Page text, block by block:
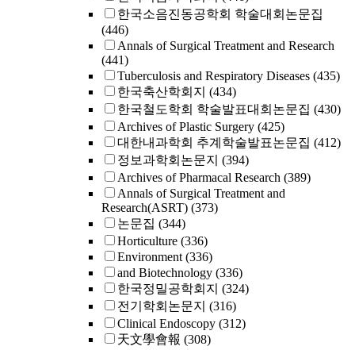
한국소음진동공학회 학술대회논문집
(446)
Annals of Surgical Treatment and Research
(441)
Tuberculosis and Respiratory Diseases (435)
한국축산학회지 (434)
한국철도학회 학술발표대회논문집 (430)
Archives of Plastic Surgery (425)
대한내과학회 추계학술발표논문집 (412)
정보과학회논문지 (394)
Archives of Pharmacal Research (389)
Annals of Surgical Treatment and
Research(ASRT) (373)
논문집 (344)
Horticulture (336)
Environment (336)
and Biotechnology (336)
한국정밀공학회지 (324)
전기학회논문지 (316)
Clinical Endoscopy (312)
天文學會報 (308)